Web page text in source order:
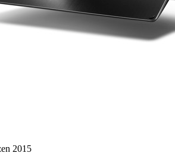
2015